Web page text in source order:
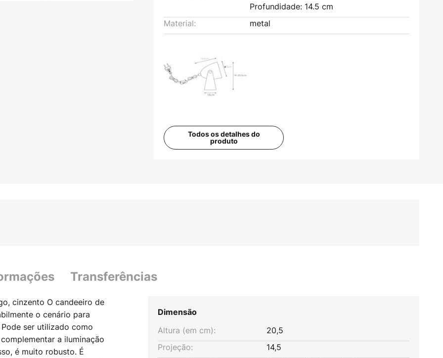
Profundidade: 14.5 cm
Material:
metal
Todos os detalhes do
produto
Transferências
cinzento O candeeiro de
o cenário para
ser utilizado como
a iluminação
é muito robusto. É
Dimensão
Altura (em cm):
20,5
Projeção:
14,5